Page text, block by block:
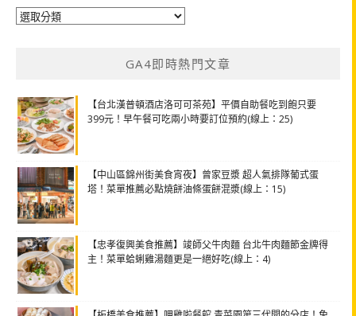
分
GA4即時熱門文章
【台北漢普頓酒店洛可可茶苑】平價自助餐吃到飽只要
399元！早午餐可吃兩小時要訂位預約(線上：25)
【中山區錦州街美食宵夜】曾家豆漿 超人氣排隊葡式蛋
塔！菜單推薦必點燒餅油條蛋餅混漿(線上：15)
【忠孝復興美食推薦】竣師父牛肉麵 台北牛肉麵節金牌得
主！菜單蛤蜊雞湯麵更是一絕好吃(線上：4)